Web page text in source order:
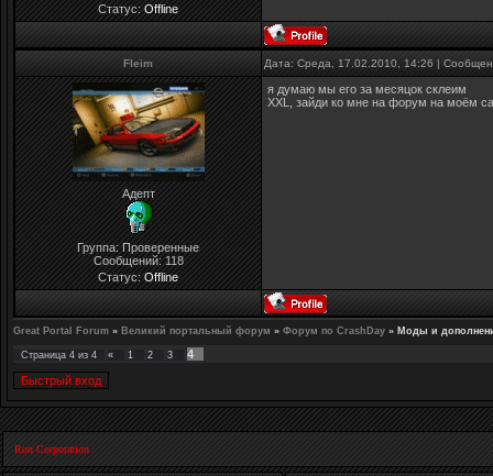
Статус:Offline
Fleim Дата: Среда, 17.02.2010, 14:26 |
Адепт
Группа: Проверенные
Сообщений:118
Статус:Offline
я думаю мы его за месяцок склеим
XXL, зайди ко мне на форум на моём
Great Portal Forum » Великий портальный форум » Форум по CrashDay » Моды и
Страница 4 из 4 « 1 2 3 4
Ron Corporation